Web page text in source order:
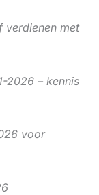
verdienen met
2026 – kennis
voor